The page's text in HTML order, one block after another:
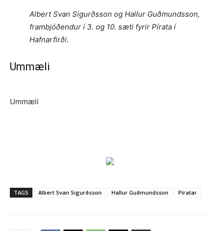
Albert Svan Sigurðsson og Hallur Guðmundsson,
frambjóðendur í 3. og 10. sæti fyrir Pírata í
Hafnarfirði.
Ummæli
Ummæli
TAGS Albert Svan Sigurðsson Hallur Guðmundsson Píratar